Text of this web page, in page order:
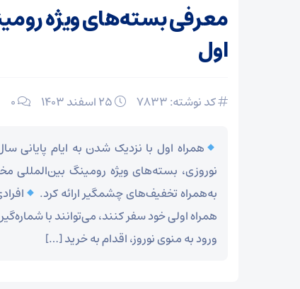
معرفی بسته‌های ویژه
اول
کد نوشته: 7833 0
همراه اول با نزدیک شدن به ایام
نوروزی، بسته‌های ویژه رومینگ بین‌المللی
به‌همراه تخفیف‌های چشمگیر ارائه کرد.
ورود به منوی نوروز، اقدام به خرید […]